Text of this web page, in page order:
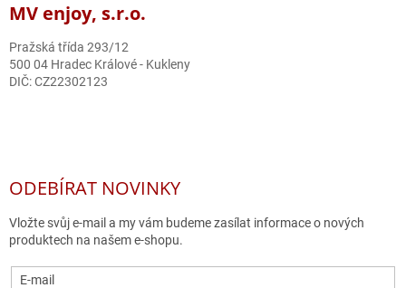
MV enjoy, s.r.o.
Pražská třída 293/12
500 04 Hradec Králové - Kukleny
DIČ: CZ22302123
ODEBÍRAT NOVINKY
Vložte svůj e-mail a my vám budeme zasílat informace o nových
produktech na našem e-shopu.
E-mail